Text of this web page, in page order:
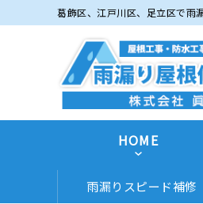
葛飾区、江戸川区、足立区で雨
HOME
雨漏りスピード補修